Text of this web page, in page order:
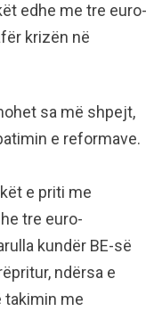
edhe me tre euro-
krizën në
sa më shpejt,
e reformave.
e priti me
tre euro-
kundër BE-së
ndërsa e
takimin me